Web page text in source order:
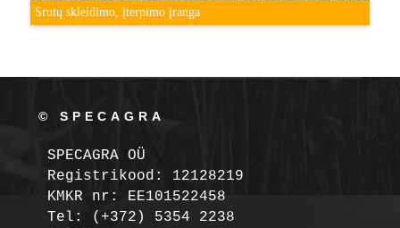
Srutų skleidimo, įterpimo įranga
© SPECAGRA
SPECAGRA OÜ
Registrikood: 12128219
KMKR nr: EE101522458
Tel: (+372) 5354 2238